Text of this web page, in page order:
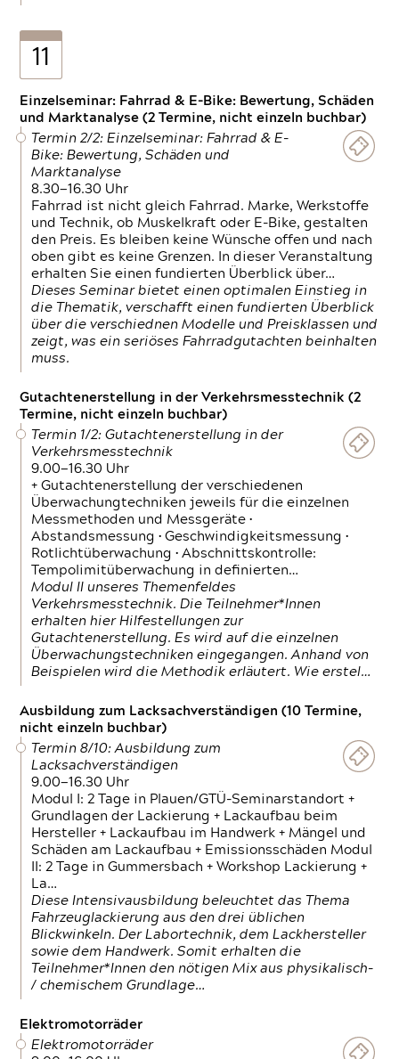
11
Einzelseminar: Fahrrad & E-Bike: Bewertung, Schäden
und Marktanalyse (2 Termine, nicht einzeln buchbar)
Termin 2/2: Einzelseminar: Fahrrad & E-
Bike: Bewertung, Schäden und
Marktanalyse
8.30—16.30 Uhr
Fahrrad ist nicht gleich Fahrrad. Marke, Werkstoffe
und Technik, ob Muskelkraft oder E-Bike, gestalten
den Preis. Es bleiben keine Wünsche offen und nach
oben gibt es keine Grenzen. In dieser Veranstaltung
erhalten Sie einen fundierten Überblick über…
Dieses Seminar bietet einen optimalen Einstieg in
die Thematik, verschafft einen fundierten Überblick
über die verschiednen Modelle und Preisklassen und
zeigt, was ein seriöses Fahrradgutachten beinhalten
muss.
Gutachtenerstellung in der Verkehrsmesstechnik (2
Termine, nicht einzeln buchbar)
Termin 1/2: Gutachtenerstellung in der
Verkehrsmesstechnik
9.00—16.30 Uhr
+ Gutachtenerstellung der verschiedenen
Überwachungtechniken jeweils für die einzelnen
Messmethoden und Messgeräte •
Abstandsmessung • Geschwindigkeitsmessung •
Rotlichtüberwachung • Abschnittskontrolle:
Tempolimitüberwachung in definierten…
Modul II unseres Themenfeldes
Verkehrsmesstechnik. Die Teilnehmer*Innen
erhalten hier Hilfestellungen zur
Gutachtenerstellung. Es wird auf die einzelnen
Überwachungstechniken eingegangen. Anhand von
Beispielen wird die Methodik erläutert. Wie erstel…
Ausbildung zum Lacksachverständigen (10 Termine,
nicht einzeln buchbar)
Termin 8/10: Ausbildung zum
Lacksachverständigen
9.00—16.30 Uhr
Modul I: 2 Tage in Plauen/GTÜ-Seminarstandort +
Grundlagen der Lackierung + Lackaufbau beim
Hersteller + Lackaufbau im Handwerk + Mängel und
Schäden am Lackaufbau + Emissionsschäden Modul
II: 2 Tage in Gummersbach + Workshop Lackierung +
La…
Diese Intensivausbildung beleuchtet das Thema
Fahrzeuglackierung aus den drei üblichen
Blickwinkeln. Der Labortechnik, dem Lackhersteller
sowie dem Handwerk. Somit erhalten die
Teilnehmer*Innen den nötigen Mix aus physikalisch-
/ chemischem Grundlage…
Elektromotorräder
Elektromotorräder